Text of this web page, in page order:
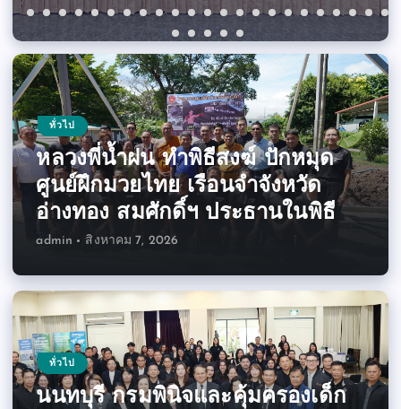
ทั่วไป
หลวงพี่น้ำฝน ทำพิธีสงฆ์ ปักหมุด
ศูนย์ฝึกมวยไทย เรือนจำจังหวัด
อ่างทอง สมศักดิ์ฯ ประธานในพิธี
admin สิงหาคม 7, 2026
ทั่วไป
นนทบุรี กรมพินิจและคุ้มครองเด็ก